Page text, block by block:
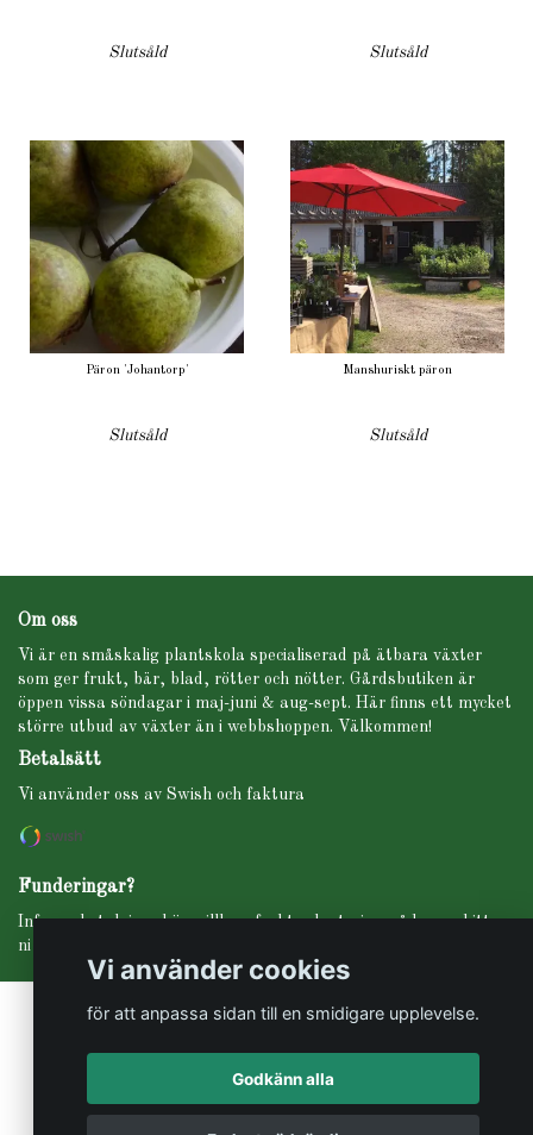
Slutsåld Slutsåld
Päron 'Johantorp'
Slutsåld
Manshuriskt päron
Slutsåld
Om oss
Vi är en småskalig plantskola specialiserad på ätbara växter
som ger frukt, bär, blad, rötter och nötter. Gårdsbutiken är
öppen vissa söndagar i maj-juni & aug-sept. Här finns ett mycket
större utbud av växter än i webbshoppen. Välkommen!
Betalsätt
Vi använder oss av Swish och faktura
Funderingar?
Info om betalning, köpevillkor, frakt, planteringsråd m.m. hittar
ni under fliken INFO i menyn högst upp.
Vi använder cookies
för att anpassa sidan till en smidigare upplevelse.
Godkänn alla